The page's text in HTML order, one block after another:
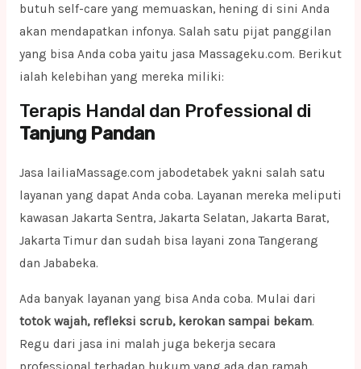
butuh self-care yang memuaskan, hening di sini Anda
akan mendapatkan infonya. Salah satu pijat panggilan
yang bisa Anda coba yaitu jasa Massageku.com. Berikut
ialah kelebihan yang mereka miliki:
Terapis Handal dan Professional di
Tanjung Pandan
Jasa lailiaMassage.com jabodetabek yakni salah satu
layanan yang dapat Anda coba. Layanan mereka meliputi
kawasan Jakarta Sentra, Jakarta Selatan, Jakarta Barat,
Jakarta Timur dan sudah bisa layani zona Tangerang
dan Jababeka.
Ada banyak layanan yang bisa Anda coba. Mulai dari
totok wajah, refleksi scrub, kerokan sampai bekam.
Regu dari jasa ini malah juga bekerja secara